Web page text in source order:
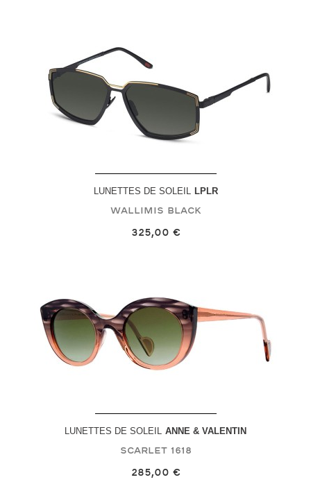
LUNETTES DE SOLEIL LPLR
Wallimis Black
325,00 €
LUNETTES DE SOLEIL ANNE & VALENTIN
Scarlet 1618
285,00 €